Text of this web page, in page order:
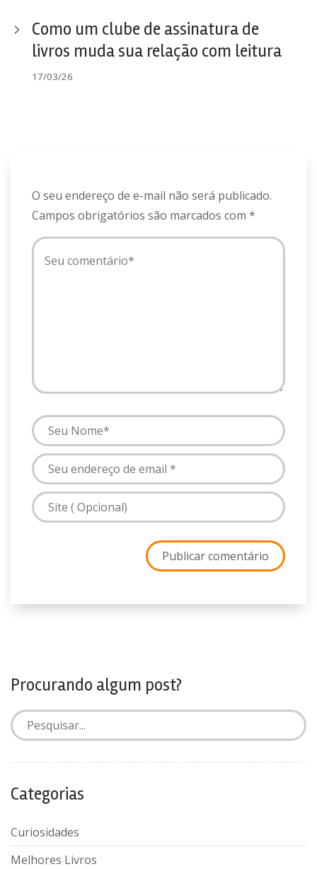
Como um clube de assinatura de
livros muda sua relação com leitura
17/03/26
O seu endereço de e-mail não será publicado.
Campos obrigatórios são marcados com *
Procurando algum post?
Categorias
Curiosidades
Melhores Livros